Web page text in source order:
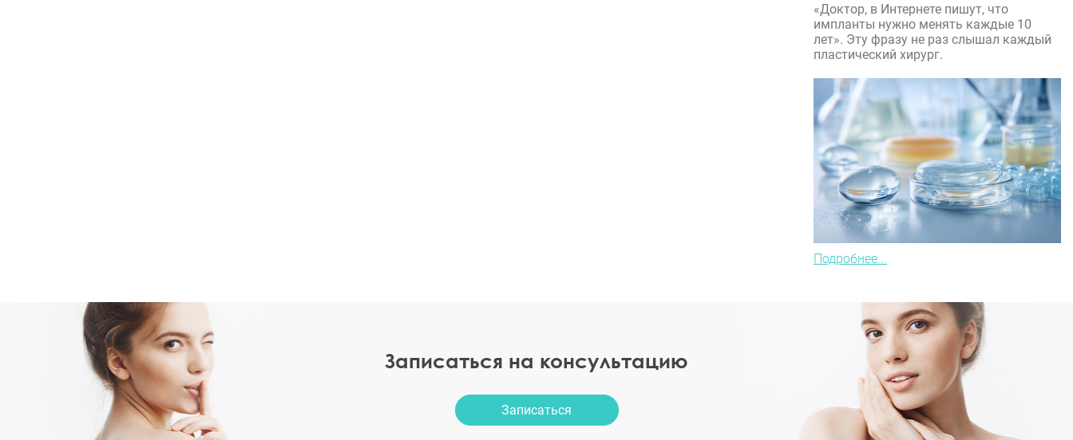
«Доктор, в Интернете пишут, что
импланты нужно менять каждые 10
лет». Эту фразу не раз слышал каждый
пластический хирург.
Подробнее...
Записаться на консультацию
Записаться